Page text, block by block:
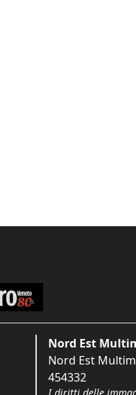
Nord Est
Nord Est
454332
I diritti delle